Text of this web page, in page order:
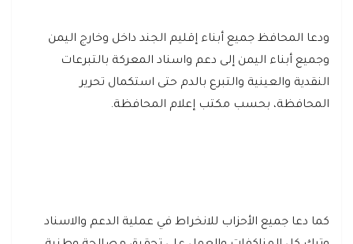
ودعا المحافظ جميع أبناء إقليم الجند داخل وخارج اليمن
وجميع أبناء اليمن إلى دعم واسناد المعركة بالتبرعات
النقدية والعينية والتبرع بالدم حتى استكمال تحرير
المحافظة، بحسب مكتب إعلام المحافظة.
كما دعا جميع الأحزاب للانخراط في عملية الدعم والاسناد